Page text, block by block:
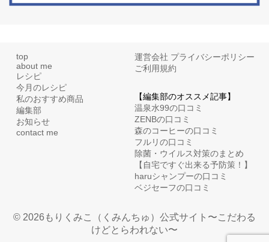
top
about me
レシピ
今月のレシピ
私のおすすめ商品
編集部
お知らせ
contact me
運営会社 プライバシーポリシー
ご利用規約
【編集部のオススメ記事】
温泉水99の口コミ
ZENBの口コミ
森のコーヒーの口コミ
フルリの口コミ
除菌・ウイルス対策のまとめ
【自宅ですぐ出来る予防策！】
haruシャンプーの口コミ
ベジセーフの口コミ
© 2026もりくみこ（くみんちゅ）公式サイト〜こだわる
けどとらわれない〜